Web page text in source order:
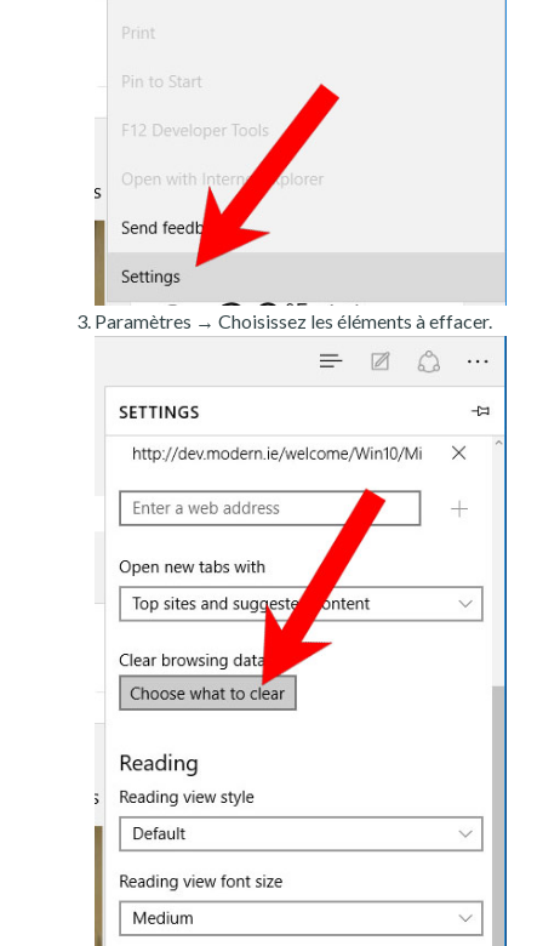
Paramètres → Choisissez les éléments à effacer.